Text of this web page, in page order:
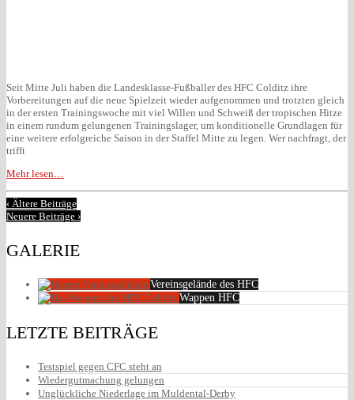
Seit Mitte Juli haben die Landesklasse-Fußballer des HFC Colditz ihre
Vorbereitungen auf die neue Spielzeit wieder aufgenommen und trotzten gleich
in der ersten Trainingswoche mit viel Willen und Schweiß der tropischen Hitze
in einem rundum gelungenen Trainingslager, um konditionelle Grundlagen für
eine weitere erfolgreiche Saison in der Staffel Mitte zu legen. Wer nachfragt, der
trifft
Mehr lesen…
‹ Ältere Beiträge
Neuere Beiträge ›
GALERIE
Vereinsgelände des HFC
Wappen HFC
LETZTE BEITRÄGE
Testspiel gegen CFC steht an
Wiedergutmachung gelungen
Unglückliche Niederlage im Muldental-Derby